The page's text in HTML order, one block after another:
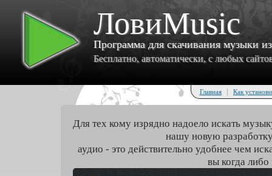
ЛовиMusic
Программа для скачивания музыки
Бесплатно, автоматически, с любых
Главная | Как
Для тех кому изрядно надоело искать
нашу новую
аудио - это действительно удобнее чем
вы когда либо